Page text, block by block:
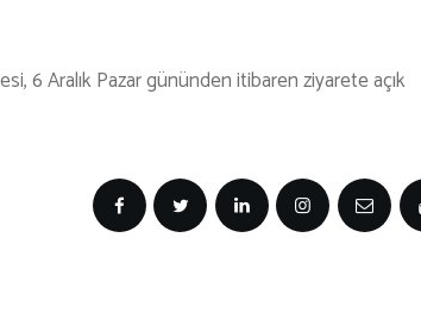
6 Aralık Pazar gününden itibaren ziyarete açık